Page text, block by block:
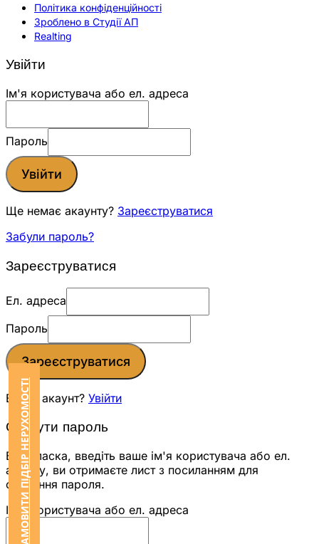
Політика конфіденційності
Зроблено в Студії АП
Realting
ЗАМОВИТИ ПІДБІР НЕРУХОМОСТІ
Увійти
Ім'я користувача або ел. адреса
Пароль
Увійти
Ще немає акаунту? Зареєструватися
Забули пароль?
Зареєструватися
Ел. адреса
Пароль
Зареєструватися
Вже є акаунт? Увійти
Скинути пароль
Будь ласка, введіть ваше ім'я користувача або ел.
адресу, ви отримаєте лист з посиланням для
скидання пароля.
Ім'я користувача або ел. адреса